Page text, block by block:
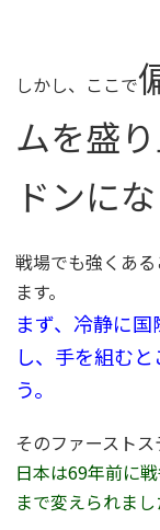
しかし、ここで
ムを盛
ドンに
戦場でも強くあ
ます。
まず、冷静に
し、手を組む
う。
そのファーストス
日本は69年前に
まで変えられまし